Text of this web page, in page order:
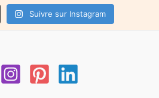
Suivre sur Instagram